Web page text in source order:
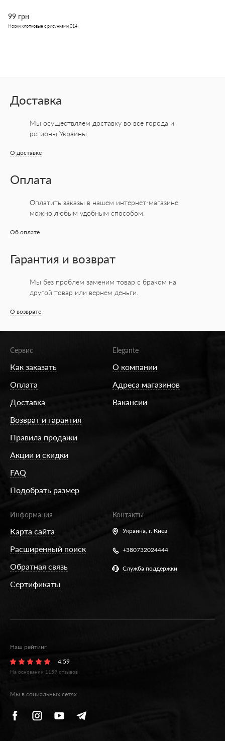
99 грн
Носки хлопковые с рисунками 014
Доставка
Мы осуществляем доставку во все города и
регионы Украины.
О доставке
Оплата
Оплатить заказы в нашем интернет-магазине
можно любым удобным способом.
Об оплате
Гарантия и возврат
Мы без проблем заменим товар с браком на
другой товар или вернем деньги.
О возврате
Сервис
Как заказать
Оплата
Доставка
Возврат и гарантия
Правила продажи
Акции и скидки
FAQ
Подобрать размер
Elegante
О компании
Адреса магазинов
Вакансии
Информация
Карта сайта
Расширенный поиск
Обратная связь
Сертификаты
Контакты
Украина, г. Киев
+380732024444
Служба поддержки
Наш рейтинг
4.59
На основании 1159 отзывов
Мы в социальных сетях